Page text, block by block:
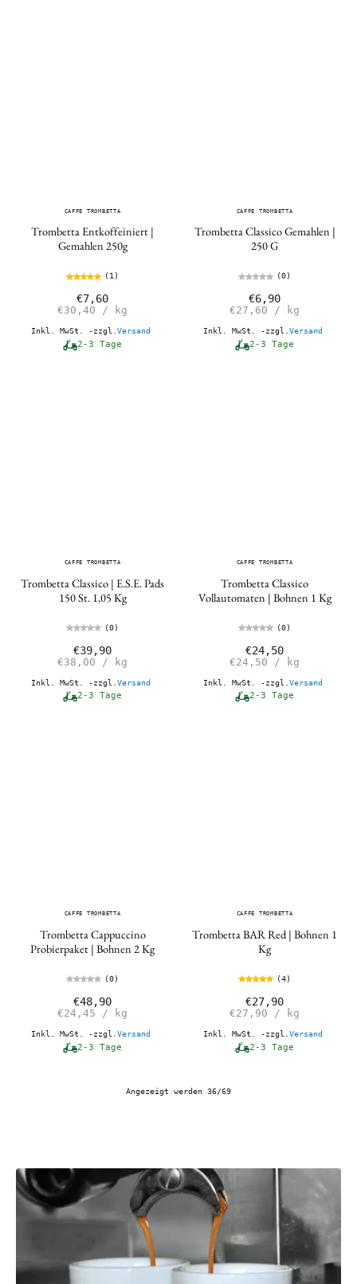
CAFFE TROMBETTA
Trombetta Entkoffeiniert |
Gemahlen 250g
(1)
€7,60
€30,40 / kg
Inkl. MwSt. -zzgl.Versand
2-3 Tage
CAFFE TROMBETTA
Trombetta Classico Gemahlen |
250 G
(0)
€6,90
€27,60 / kg
Inkl. MwSt. -zzgl.Versand
2-3 Tage
CAFFE TROMBETTA
Trombetta Classico | E.S.E. Pads
150 St. 1,05 Kg
(0)
€39,90
€38,00 / kg
Inkl. MwSt. -zzgl. Versand
2-3 Tage
CAFFE TROMBETTA
Trombetta Classico
Vollautomaten | Bohnen 1 Kg
(0)
€24,50
€24,50 / kg
Inkl. MwSt. -zzgl. Versand
2-3 Tage
CAFFE TROMBETTA
Trombetta Cappuccino
Probierpaket | Bohnen 2 Kg
(0)
€48,90
€24,45 / kg
Inkl. MwSt. -zzgl. Versand
2-3 Tage
CAFFE TROMBETTA
Trombetta BAR Red | Bohnen 1
Kg
(4)
€27,90
€27,90 / kg
Inkl. MwSt. -zzgl. Versand
2-3 Tage
Angezeigt werden 36/69